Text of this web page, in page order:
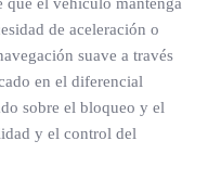
de aceleración o
suave a través
en el diferencial
sobre el bloqueo y el
y el control del